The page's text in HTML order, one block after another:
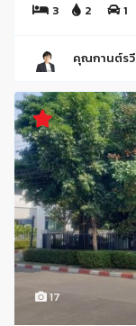
3
2 1
คุณกานต์รวี
17